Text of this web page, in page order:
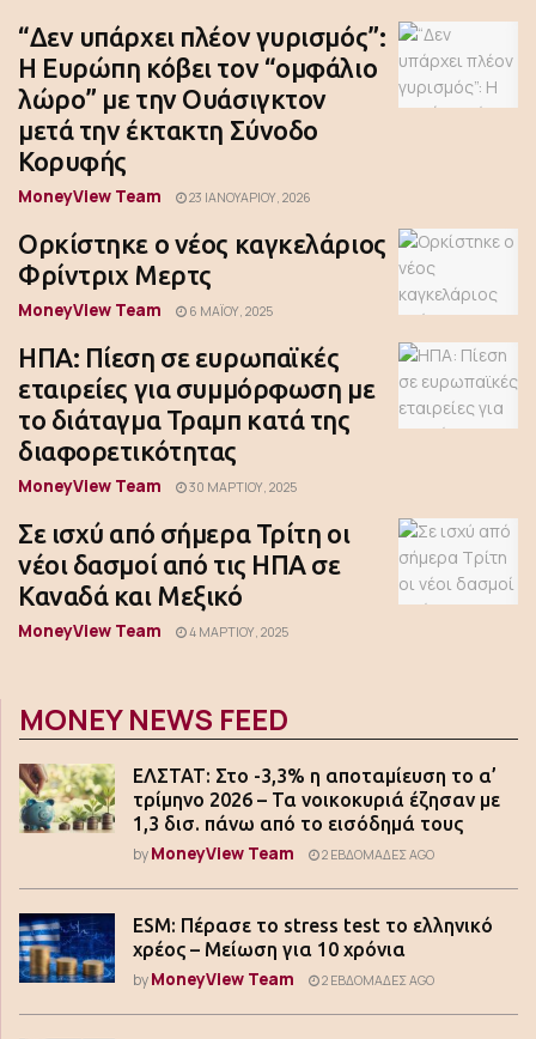
“Δεν υπάρχει πλέον γυρισμός”:
Η Ευρώπη κόβει τον “ομφάλιο
λώρο” με την Ουάσιγκτον
μετά την έκτακτη Σύνοδο
Κορυφής
MoneyView Team 23 ΙΑΝΟΥΑΡΊΟΥ, 2026
Ορκίστηκε ο νέος καγκελάριος
Φρίντριχ Μερτς
MoneyView Team 6 ΜΑΪ́ΟΥ, 2025
ΗΠΑ: Πίεση σε ευρωπαϊκές
εταιρείες για συμμόρφωση με
το διάταγμα Τραμπ κατά της
διαφορετικότητας
MoneyView Team 30 ΜΑΡΤΊΟΥ, 2025
Σε ισχύ από σήμερα Τρίτη οι
νέοι δασμοί από τις ΗΠΑ σε
Καναδά και Μεξικό
MoneyView Team 4 ΜΑΡΤΊΟΥ, 2025
MONEY NEWS FEED
ΕΛΣΤΑΤ: Στο -3,3% η αποταμίευση το α’
τρίμηνο 2026 – Τα νοικοκυριά έζησαν με
1,3 δισ. πάνω από το εισόδημά τους
byMoneyView Team 2 ΕΒΔΟΜΆΔΕΣ AGO
ESM: Πέρασε το stress test το ελληνικό
χρέος – Μείωση για 10 χρόνια
byMoneyView Team 2 ΕΒΔΟΜΆΔΕΣ AGO